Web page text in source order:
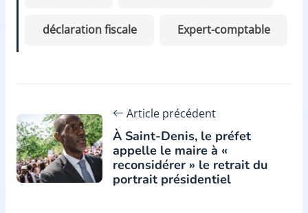
déclaration fiscale Expert-comptable
Article précédent
À Saint-Denis, le préfet
appelle le maire à «
reconsidérer » le retrait du
portrait présidentiel